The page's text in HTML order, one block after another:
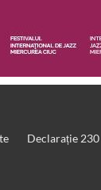
Declarație 230